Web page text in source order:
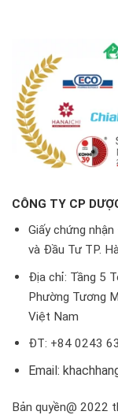
CÔNG TY CP
Giấy chứng
và Đầu Tư TP.
Địa chỉ: Tầng 5
Phường Tương
Việt Nam
ĐT: +84 0243
Email:
Bản quyền@ 2022